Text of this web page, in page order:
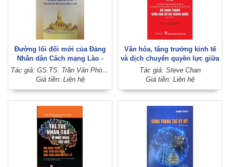
Đường lối đổi mới của Đảng
Nhân dân Cách mạng Lào -
Tổng kết thực tiễn và phát
triển lý luận
Tác giả: GS.TS. Trần Văn Phòng, PGS.TS. Đinh Ngọc Giang (Đồng chủ biên)
Giá tiền: Liên hệ
Văn hóa, tăng trưởng kinh tế
và dịch chuyển quyền lực giữa
các quốc gia: Sự cạnh tranh
giữa Hoa Kỳ và Trung Quốc
Tác giả: Steve Chan
Giá tiền: Liên hệ